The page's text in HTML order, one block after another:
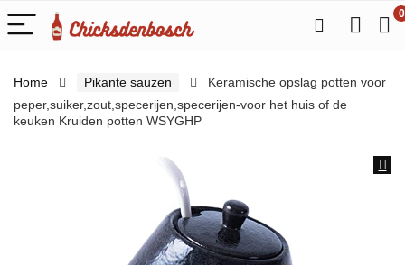
0
Home Pikante sauzen
Keramische opslag potten voor
peper,suiker,zout,specerijen,specerijen-voor het huis of de
keuken Kruiden potten WSYGHP